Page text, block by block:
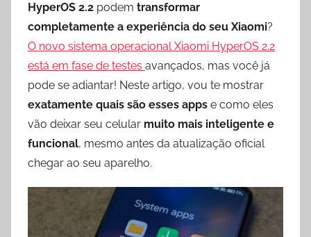
HyperOS 2.2 podem transformar
completamente a experiência do seu Xiaomi?
O novo sistema operacional Xiaomi HyperOS 2.2
está em fase de testes avançados, mas você já
pode se adiantar! Neste artigo, vou te mostrar
exatamente quais são esses apps e como eles
vão deixar seu celular muito mais inteligente e
funcional, mesmo antes da atualização oficial
chegar ao seu aparelho.